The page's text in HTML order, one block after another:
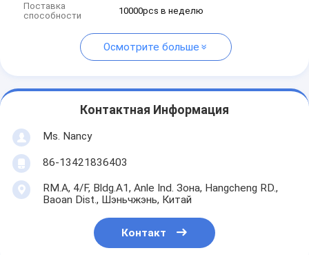
Поставка
способности
10000pcs в неделю
Осмотрите больше
Контактная Информация
Ms. Nancy
86-13421836403
RM.A, 4/F, Bldg.A1, Anle Ind. Зона, Hangcheng RD.,
Baoan Dist., Шэньчжэнь, Китай
Контакт